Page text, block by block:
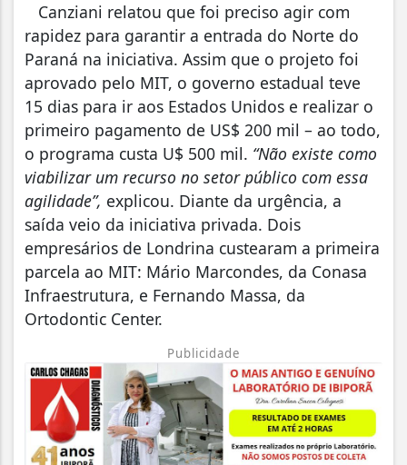
Canziani relatou que foi preciso agir com
rapidez para garantir a entrada do Norte do
Paraná na iniciativa. Assim que o projeto foi
aprovado pelo MIT, o governo estadual teve
15 dias para ir aos Estados Unidos e realizar o
primeiro pagamento de US$ 200 mil – ao todo,
o programa custa U$ 500 mil. “Não existe como
viabilizar um recurso no setor público com essa
agilidade”, explicou. Diante da urgência, a
saída veio da iniciativa privada. Dois
empresários de Londrina custearam a primeira
parcela ao MIT: Mário Marcondes, da Conasa
Infraestrutura, e Fernando Massa, da
Ortodontic Center.
Publicidade